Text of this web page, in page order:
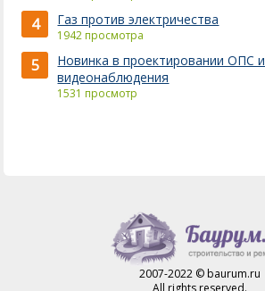
4 Газ против электричества
1942 просмотра
5
Новинка в проектировании ОПС и
видеонаблюдения
1531 просмотр
2007-2022 © baurum.ru
All rights reserved.